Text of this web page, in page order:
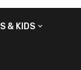
& KIDS